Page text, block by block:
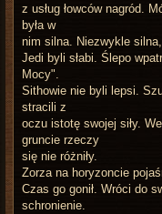
z usług łowców nagród.
była w
nim silna. Niezwykle
Jedi byli słabi. Ślepo
Mocy".
Sithowie nie byli lepsi.
stracili z
oczu istotę swojej siły.
gruncie rzeczy
się nie różniły.
Zorza na horyzoncie
Czas go gonił. Wróci do
schronienie.